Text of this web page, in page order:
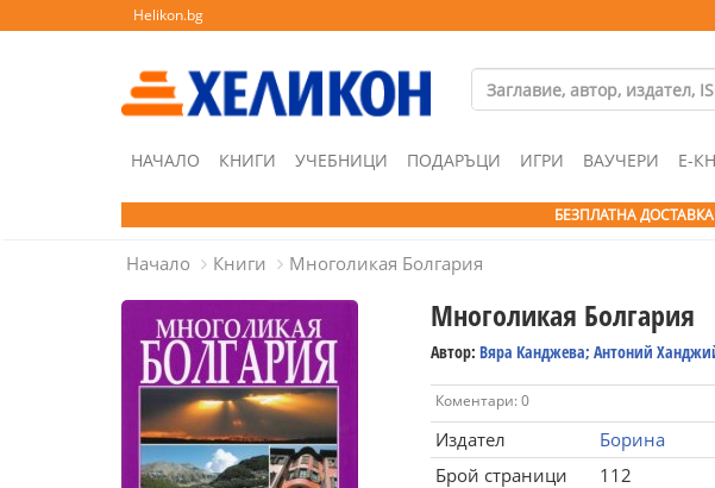
Helikon.bg
НАЧАЛО КНИГИ УЧЕБНИЦИ ПОДАРЪЦИ ИГРИ ВАУЧЕРИ Е-
БЕЗПЛАТНА
Начало Книги Многоликая Болгария
Многоликая Болгария
Автор: Вяра Канджева; Антоний
Коментари: 0
Издател
Борина
Брой страници
112